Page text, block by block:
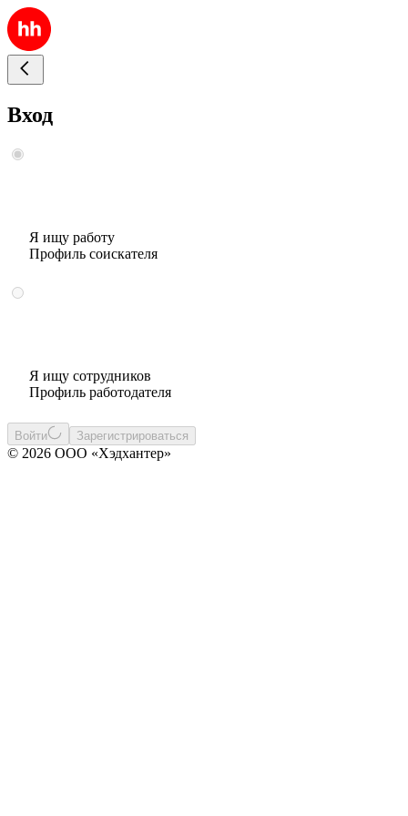
Вход
Я ищу работу
Профиль соискателя
Я ищу сотрудников
Профиль работодателя
Войти Зарегистрироваться
© 2026 ООО «Хэдхантер»